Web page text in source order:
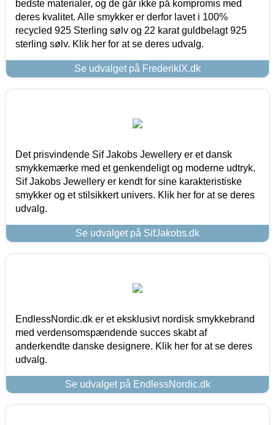
bedste materialer, og de går ikke på kompromis med
deres kvalitet. Alle smykker er derfor lavet i 100%
recycled 925 Sterling sølv og 22 karat guldbelagt 925
sterling sølv. Klik her for at se deres udvalg.
Se udvalget på FrederikIX.dk
Det prisvindende Sif Jakobs Jewellery er et dansk
smykkemærke med et genkendeligt og moderne udtryk.
Sif Jakobs Jewellery er kendt for sine karakteristiske
smykker og et stilsikkert univers. Klik her for at se deres
udvalg.
Se udvalget på SifJakobs.dk
EndlessNordic.dk er et eksklusivt nordisk smykkebrand
med verdensomspændende succes skabt af
anderkendte danske designere. Klik her for at se deres
udvalg.
Se udvalget på EndlessNordic.dk